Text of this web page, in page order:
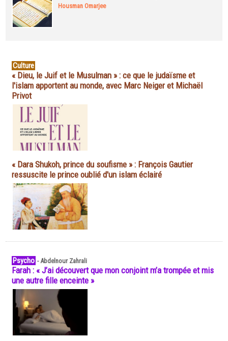
Housman Omarjee
Culture
« Dieu, le Juif et le Musulman » : ce que le judaïsme et
l'islam apportent au monde, avec Marc Neiger et Michaël
Privot
« Dara Shukoh, prince du soufisme » : François Gautier
ressuscite le prince oublié d'un islam éclairé
Psycho -Abdelnour Zahrali
Farah : « J’ai découvert que mon conjoint m’a trompée et mis
une autre fille enceinte »